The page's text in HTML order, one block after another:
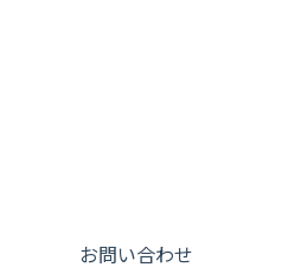
お問い合わせ